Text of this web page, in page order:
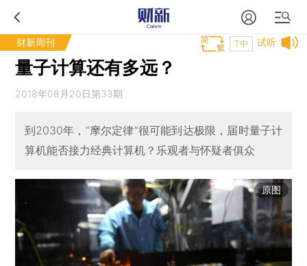
财新周刊 试听
T中
量子计算还有多远？
2018年08月20日第33期
到2030年，“摩尔定律”很可能到达极限，届时量子计
算机能否接力经典计算机？乐观者与怀疑者俱众
原图